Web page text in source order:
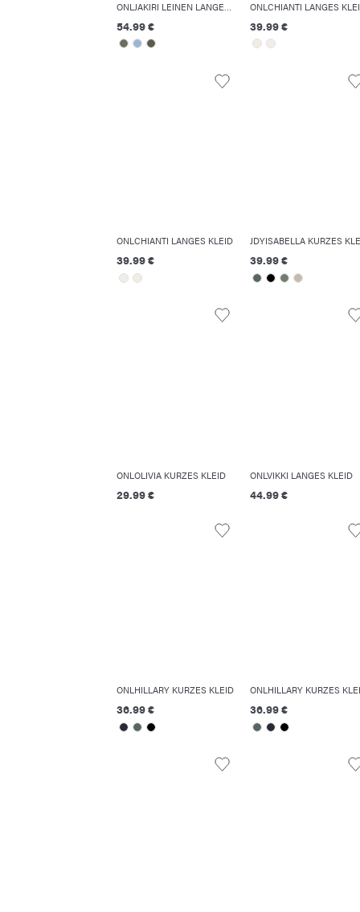
ONLJAKIRI LEINEN LANGES KLEID
54.99 €
ONLCHIANTI LANGES
39.99 €
ONLCHIANTI LANGES KLEID
39.99 € 39.99 €
ONLOLIVIA KURZES KLEID
29.99 €
ONLVIKKI LANGES KLEID
44.99 €
ONLHILLARY KURZES KLEID
36.99 €
ONLHILLARY KURZES
36.99 €